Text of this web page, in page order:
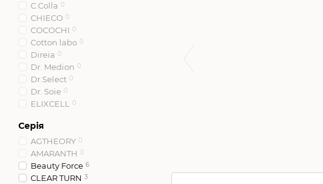
C.Colla 0
CHIECO 0
COCOCHI 0
Cotton labo 0
Direia 0
Dr. Medion 0
Dr.Select 0
Dr. Soie 0
ELIXCELL 0
ES 301
Hada Labo 0
Hanajirushi 0
HIRO TOKYO 0
HITOKI 0
Серія
AGTHEORY 0
AMARANTH 0
Beauty Force 6
CLEAR TURN 3